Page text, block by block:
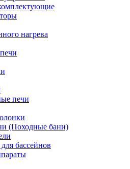
нагрева
печи
(Походные бани)
бассейнов